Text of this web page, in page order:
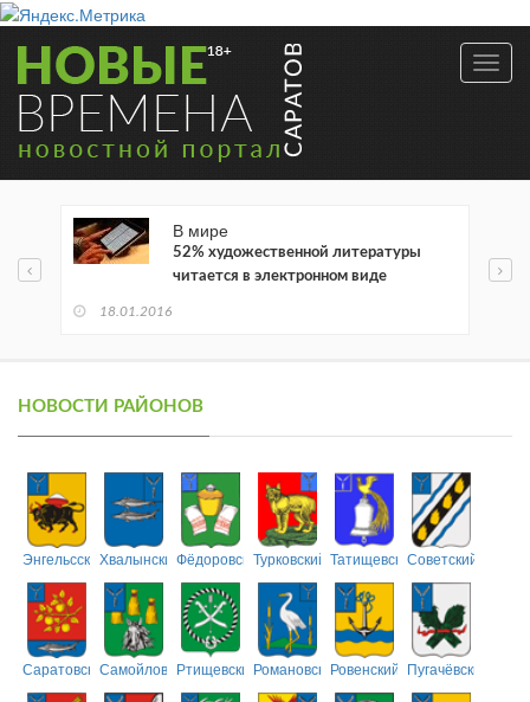
В мире
52% художественной литературы
читается в электронном виде
18.01.2016
НОВОСТИ РАЙОНОВ
ЭнгельсскийХвалынскийФёдоровскийТурковский ТатищевскийСоветский
СаратовскийСамойловскийРтищевскийРомановскийРовенский Пугачёвский